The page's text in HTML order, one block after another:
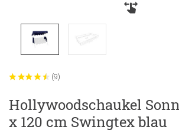
(9)
Hollywoodschaukel
x 120 cm Swingtex blau